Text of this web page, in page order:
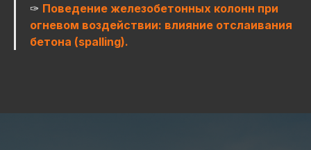
✑ Поведение железобетонных колонн при
огневом воздействии: влияние отслаивания
бетона (spalling).